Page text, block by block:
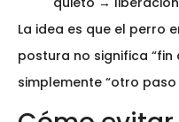
La idea es que el perro
postura no significa “fin
simplemente “otro